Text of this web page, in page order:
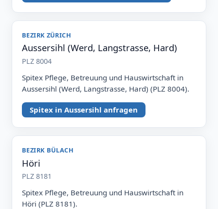
BEZIRK ZÜRICH
Aussersihl (Werd, Langstrasse, Hard)
PLZ 8004
Spitex Pflege, Betreuung und Hauswirtschaft in
Aussersihl (Werd, Langstrasse, Hard) (PLZ 8004).
Spitex in Aussersihl anfragen
BEZIRK BÜLACH
Höri
PLZ 8181
Spitex Pflege, Betreuung und Hauswirtschaft in
Höri (PLZ 8181).